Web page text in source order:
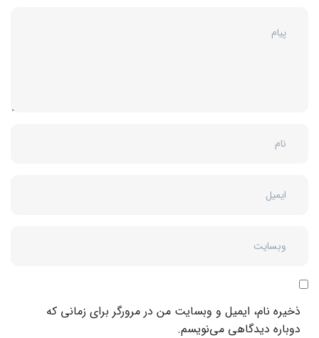
ذخیره نام، ایمیل و وبسایت من در مرورگر برای زمانی که
دوباره دیدگاهی می‌نویسم.